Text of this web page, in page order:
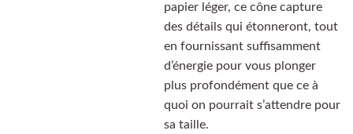
papier léger, ce cône capture
des détails qui étonneront, tout
en fournissant suffisamment
d’énergie pour vous plonger
plus profondément que ce à
quoi on pourrait s’attendre pour
sa taille.